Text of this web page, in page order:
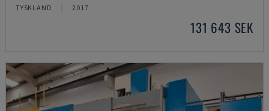
TYSKLAND 2017
131 643 SEK